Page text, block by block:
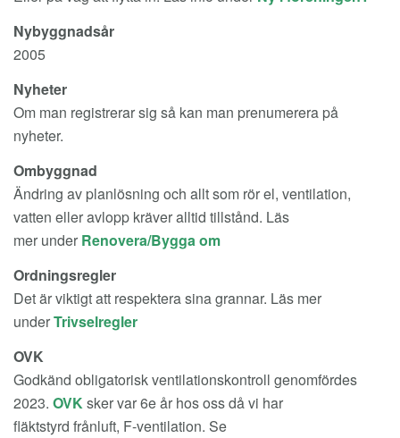
Nybyggnadsår
2005
Nyheter
Om man registrerar sig så kan man prenumerera på
nyheter.
Ombyggnad
Ändring av planlösning och allt som rör el, ventilation,
vatten eller avlopp kräver alltid tillstånd. Läs
mer under Renovera/Bygga om
Ordningsregler
Det är viktigt att respektera sina grannar. Läs mer
underTrivselregler
OVK
Godkänd obligatorisk ventilationskontroll genomfördes
2023. OVKsker var 6e år hos oss då vi har
fläktstyrd frånluft, F-ventilation. Se